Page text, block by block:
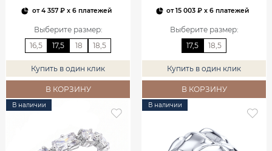
от4 357 ₽x 6 платежей
Выберите размер:
16,5
17,5 18 18,5
Купить в один клик
В КОРЗИНУ
от15 003 ₽ x 6 платежей
Выберите размер:
17,5
18,5
Купить в один клик
В КОРЗИНУ
В наличии В наличии